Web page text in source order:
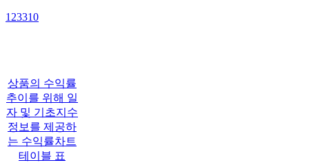
123310
상품의 수익률
추이를 위해 일
자 및 기초지수
정보를 제공하
는 수익률차트
테이블 표